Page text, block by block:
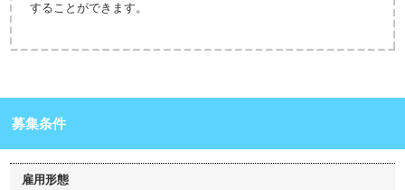
することができます。
募集条件
雇用形態